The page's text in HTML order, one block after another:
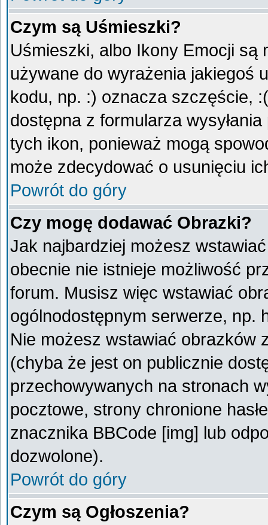
Czym są Uśmieszki?
Uśmieszki, albo Ikony Emocji są
używane do wyrażenia jakiegoś
kodu, np. :) oznacza szczęście,
dostępna z formularza
tych ikon, ponieważ mogą
może zdecydować o usunięciu
Powrót do góry
Czy mogę dodawać Obrazki?
Jak najbardziej możesz
obecnie nie istnieje możliwość
forum. Musisz więc wstawiać
ogólnodostępnym serwerze, np.
Nie możesz wstawiać obrazków
(chyba że jest on publicznie
przechowywanych na stronach
pocztowe, strony chronione
znacznika BBCode [img] lub
dozwolone).
Powrót do góry
Czym są Ogłoszenia?